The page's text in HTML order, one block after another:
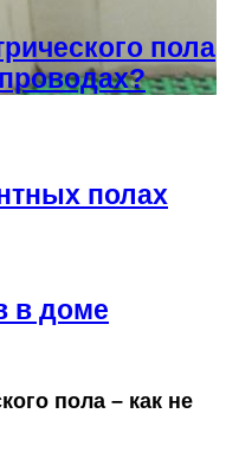
пола
полах
в доме
пола – как не